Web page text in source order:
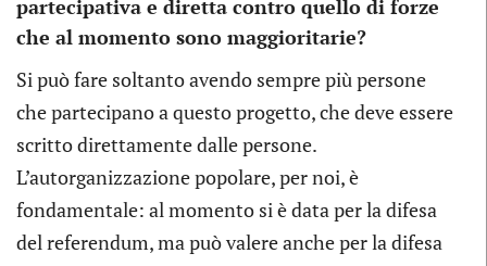
partecipativa e diretta contro quello di forze
che al momento sono maggioritarie?
Si può fare soltanto avendo sempre più persone
che partecipano a questo progetto, che deve essere
scritto direttamente dalle persone.
L’autorganizzazione popolare, per noi, è
fondamentale: al momento si è data per la difesa
del referendum, ma può valere anche per la difesa